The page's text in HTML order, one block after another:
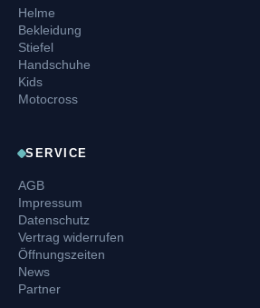
Helme
Bekleidung
Stiefel
Handschuhe
Kids
Motocross
SERVICE
AGB
Impressum
Datenschutz
Vertrag widerrufen
Öffnungszeiten
News
Partner